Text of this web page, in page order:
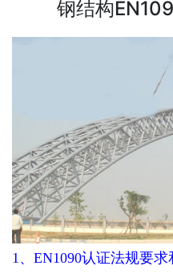
钢结构
1、EN1090认证法规要求